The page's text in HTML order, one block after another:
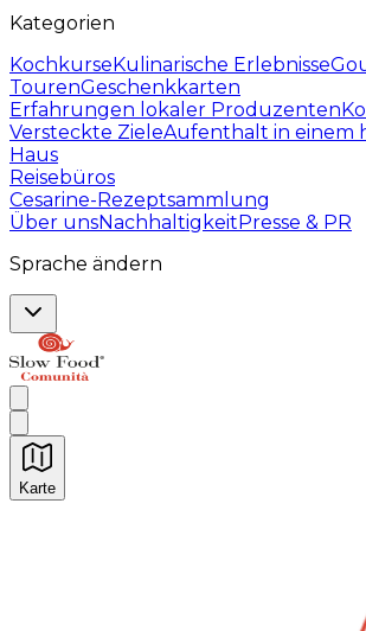
Kategorien
KochkurseKulinarische Erlebnisse
TourenGeschenkkarten
Erfahrungen lokaler Produzenten
Versteckte ZieleAufenthalt in einem
Haus
Reisebüros
Cesarine-Rezeptsammlung
Über unsNachhaltigkeitPresse & PR
Sprache ändern
Karte
Unvergessliche kulinarische